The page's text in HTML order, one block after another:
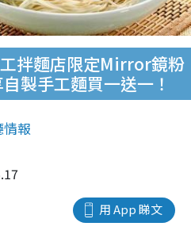
工拌麵店限定Mirror鏡粉
製手工麵買一送一！
報
用 App 睇文